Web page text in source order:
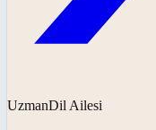
UzmanDil Ailesi